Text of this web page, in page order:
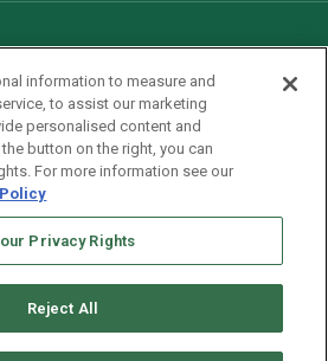
information to measure and
to assist our marketing
personalised content and
button on the right, you can
For more information see our
Privacy Rights
Reject All